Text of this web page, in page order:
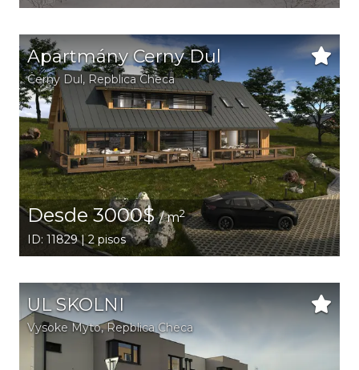
Apartmány Cerny Dul
Cerny Dul, Repblica Checa
Desde 3000$/ m2
ID: 11829 | 2 pisos
UL SKOLNI
Vysoke Myto, Repblica Checa